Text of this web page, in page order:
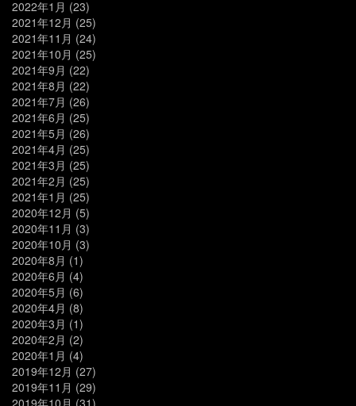
2022年1月 (23)
2021年12月 (25)
2021年11月 (24)
2021年10月 (25)
2021年9月 (22)
2021年8月 (22)
2021年7月 (26)
2021年6月 (25)
2021年5月 (26)
2021年4月 (25)
2021年3月 (25)
2021年2月 (25)
2021年1月 (25)
2020年12月 (5)
2020年11月 (3)
2020年10月 (3)
2020年8月 (1)
2020年6月 (4)
2020年5月 (6)
2020年4月 (8)
2020年3月 (1)
2020年2月 (2)
2020年1月 (4)
2019年12月 (27)
2019年11月 (29)
2019年10月 (31)